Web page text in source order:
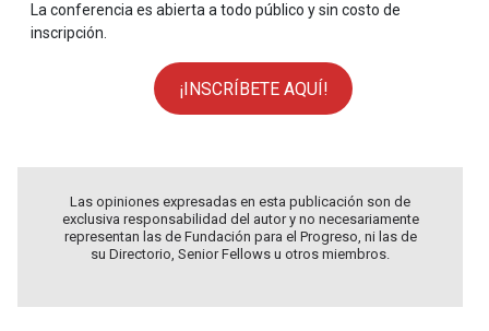
La conferencia es abierta a todo público y sin costo de
inscripción.
¡INSCRÍBETE AQUÍ!
Las opiniones expresadas en esta publicación son de
exclusiva responsabilidad del autor y no necesariamente
representan las de Fundación para el Progreso, ni las de
su Directorio, Senior Fellows u otros miembros.